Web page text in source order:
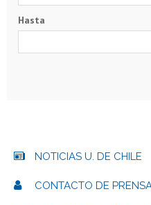
Hasta
NOTICIAS U. DE CHILE
CONTACTO DE